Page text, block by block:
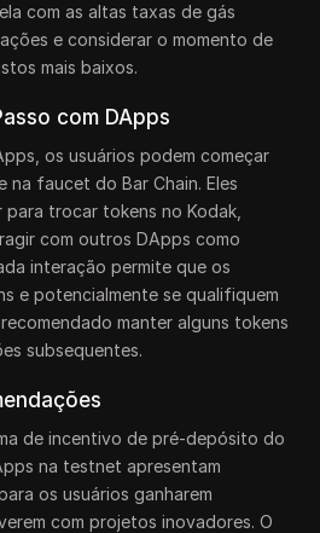
com as altas taxas de gás
e considerar o momento de
mais baixos.
com DApps
os usuários podem começar
faucet do Bar Chain. Eles
trocar tokens no Kodak,
com outros DApps como
interação permite que os
e potencialmente se qualifiquem
manter alguns tokens
subsequentes.
de incentivo de pré-depósito do
na testnet apresentam
os usuários ganharem
com projetos inovadores. O